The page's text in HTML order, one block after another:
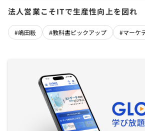
法人営業こそITで生産性向上を図れ
#嶋田毅 #教科書ピックアップ #マーケ